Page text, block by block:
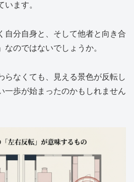
います。
自分自身と、そして他者と向き合
のではないでしょうか。
らなくても、見える景色が反転し
一歩が始まったのかもしれません